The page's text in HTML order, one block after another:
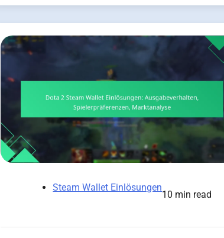
Steam Wallet Einlösungen
10 min read